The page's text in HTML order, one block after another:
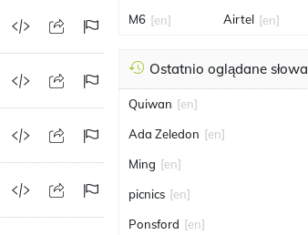
M6 [en] Airtel [en]
Ostatnio oglądane słowa
Quiwan [en]
Ada Zeledon [en]
Ming [en]
picnics [en]
Ponsford [en]